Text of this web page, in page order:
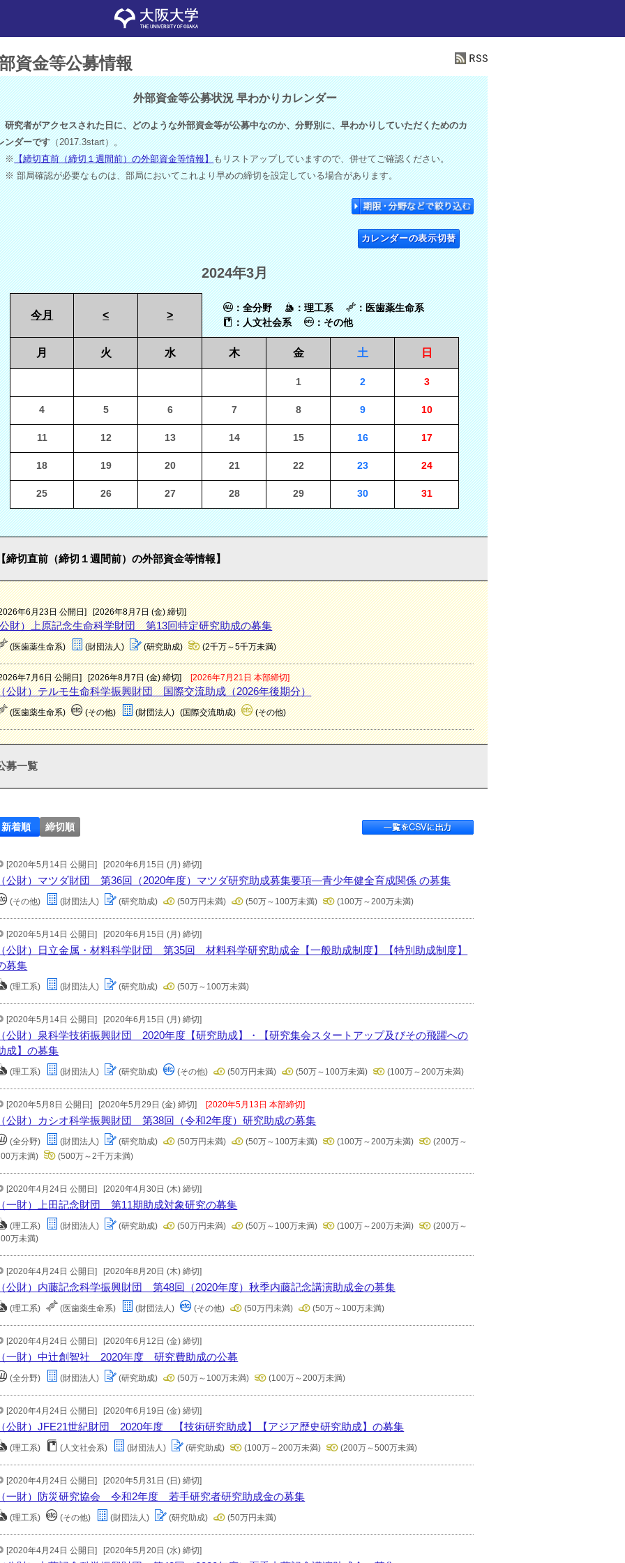
資金等公募情報
外部資金等公募状況 早わかりカレンダー
究者がアクセスされた日に、どのような外部資金等が公募中なのか、分野別に、早わかりしていただくためのカ
ンダーです（2017.3start）。
【締切直前（締切１週間前）の外部資金等情報】もリストアップしていますので、併せてご確認ください。
部局確認が必要なものは、部局においてこれより早めの締切を設定している場合があります。
カレンダーの表示切替
2024年3月
今月 < >
：全分野 ：理工系
：医歯薬生命系
：人文社会系
：その他
月 火 水 木 金 土 日
1 2 3
4 5 6 7 8 9 10
11 12 13 14 15 16 17
18 19 20 21 22 23 24
25 26 27 28 29 30 31
【締切直前（締切１週間前）の外部資金等情報】
年6月23日 公開日] [2026年8月7日 (金) 締切]
財）上原記念生命科学財団 第13回特定研究助成の募集
(医歯薬生命系) (財団法人) (研究助成) (2千万～5千万未満)
年7月6日 公開日] [2026年8月7日 (金) 締切] [2026年7月21日 本部締切]
公財）テルモ生命科学振興財団 国際交流助成（2026年後期分）
(医歯薬生命系) (その他) (財団法人) (国際交流助成) (その他)
募一覧
新着順 締切順
[2020年5月14日 公開日] [2020年6月15日 (月) 締切]
（公財）マツダ財団 第36回（2020年度）マツダ研究助成募集要項―青少年健全育成関係 の募集
(その他) (財団法人) (研究助成) (50万円未満) (50万～100万未満) (100万～200万未満)
[2020年5月14日 公開日] [2020年6月15日 (月) 締切]
（公財）日立金属・材料科学財団 第35回 材料科学研究助成金【一般助成制度】【特別助成制度】
募集
(理工系) (財団法人) (研究助成) (50万～100万未満)
[2020年5月14日 公開日] [2020年6月15日 (月) 締切]
（公財）泉科学技術振興財団 2020年度【研究助成】・【研究集会スタートアップ及びその飛躍への
成】の募集
(理工系) (財団法人) (研究助成) (その他) (50万円未満) (50万～100万未満) (100万～200万未満)
[2020年5月8日 公開日] [2020年5月29日 (金) 締切] [2020年5月13日 本部締切]
（公財）カシオ科学振興財団 第38回（令和2年度）研究助成の募集
(全分野) (財団法人) (研究助成) (50万円未満) (50万～100万未満) (100万～200万未満)
(200万～
万未満)
(500万～2千万未満)
[2020年4月24日 公開日] [2020年4月30日 (木) 締切]
（一財）上田記念財団 第11期助成対象研究の募集
(理工系) (財団法人) (研究助成) (50万円未満) (50万～100万未満) (100万～200万未満)
(200万～
万未満)
[2020年4月24日 公開日] [2020年8月20日 (木) 締切]
（公財）内藤記念科学振興財団 第48回（2020年度）秋季内藤記念講演助成金の募集
(理工系) (医歯薬生命系) (財団法人) (その他) (50万円未満) (50万～100万未満)
[2020年4月24日 公開日] [2020年6月12日 (金) 締切]
（一財）中辻創智社 2020年度 研究費助成の公募
(全分野) (財団法人) (研究助成) (50万～100万未満) (100万～200万未満)
[2020年4月24日 公開日] [2020年6月19日 (金) 締切]
（公財）JFE21世紀財団 2020年度 【技術研究助成】【アジア歴史研究助成】の募集
(理工系) (人文社会系) (財団法人) (研究助成) (100万～200万未満) (200万～500万未満)
[2020年4月24日 公開日] [2020年5月31日 (日) 締切]
（一財）防災研究協会 令和2年度 若手研究者研究助成金の募集
(理工系) (その他) (財団法人) (研究助成) (50万円未満)
[2020年4月24日 公開日] [2020年5月20日 (水) 締切]